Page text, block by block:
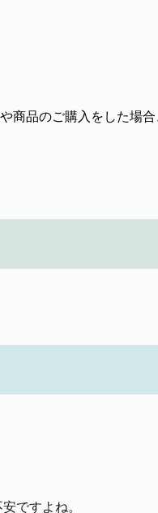
商品のご購入をした場
ですよね。